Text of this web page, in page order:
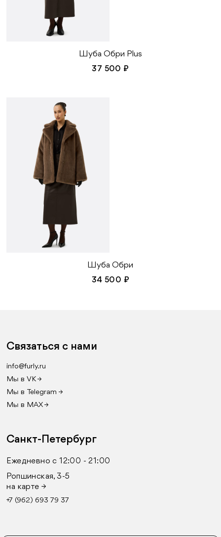
Шуба Обри Plus
37 500 ₽
Шуба Обри
34 500 ₽
Связаться с нами
info@furly.ru
Мы в VK →
Мы в Telegram →
Мы в MAX →
Санкт-Петербург
Ежедневно с 12:00 - 21:00
Ропшинская, 3-5
на карте →
+7 (962) 693 79 37